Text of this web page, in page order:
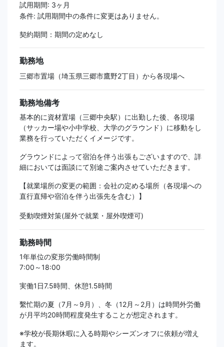
試用期間: 3ヶ月
条件: 試用期間中の条件に変更はありません。
契約期間：期間の定めなし
勤務地
三郷市置場（埼玉県三郷市鷹野2丁目）から各現場へ
勤務地備考
基本的に資材置場（三郷中央駅）に出勤した後、各現場
（サッカー場や小中学校、大学のグラウンド）に移動をし
業務を行っていただくイメージです。
グラウンドによって宿泊を伴う出張もございますので、詳
細においては面談にて別途ご案内させていただきます。
【就業場所の変更の範囲：会社の定める場所（各現場への
直行直帰や宿泊を伴う出張先を含む）】
受動喫煙対策(屋外で就業・屋外喫煙可)
勤務時間
1年単位の変形労働時間制
7:00～18:00
実働1日7.5時間、休憩1.5時間
繫忙期の夏（7月～9月）、冬（12月～2月）は時間外労働
が月平均20時間程度発生することが想定されます。
※学校が長期休暇に入る時期やシーズンオフに依頼が増え
ます。